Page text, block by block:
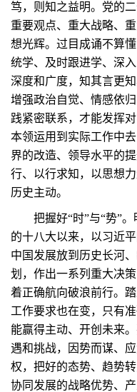
笃，则知之益明。党的
重要观点、重大战略、
想光辉。过目成诵不算
统学、及时跟进学、深
深度和广度，知其言更
增强政治自觉、情感依
践紧密联系，才能发挥
本领运用到实际工作中
界的改造、领导水平的
行、以行求知，以思想
历史主动。
把握好“时”与“势”。
的十八大以来，以习近
中国发展放到历史长河
划，作出一系列重大决
着正确航向破浪前行。
工作要求也在变，只有
能赢得主动、开创未来
遇和挑战，因势而谋、
权，把好的态势、趋势
协同发展的战略优势、